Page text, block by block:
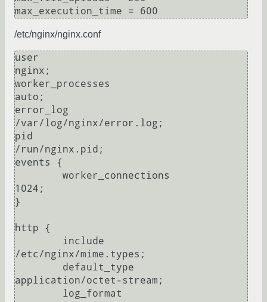
max_execution_time = 600
/etc/nginx/nginx.conf
user
nginx;
worker_processes
auto;
error_log
/var/log/nginx/error.log;
pid
/run/nginx.pid;
events {
1024;
}
http {
/etc/nginx/mime.types;
application/octet-stream;